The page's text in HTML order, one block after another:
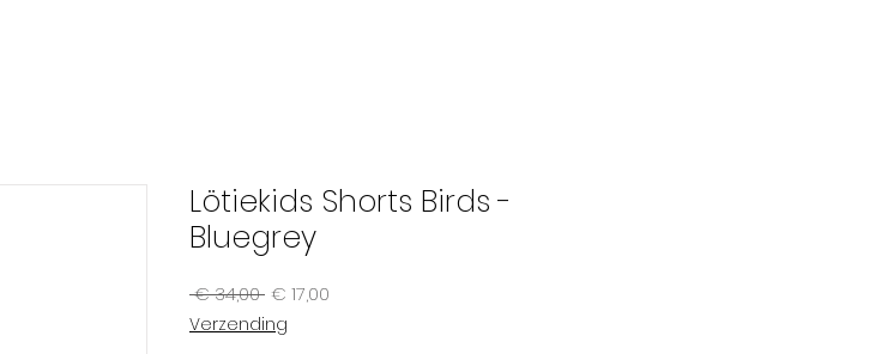
Lötiekids Shorts Birds -
Bluegrey
€ 34,00 Normale
€ 17,00
Verzending